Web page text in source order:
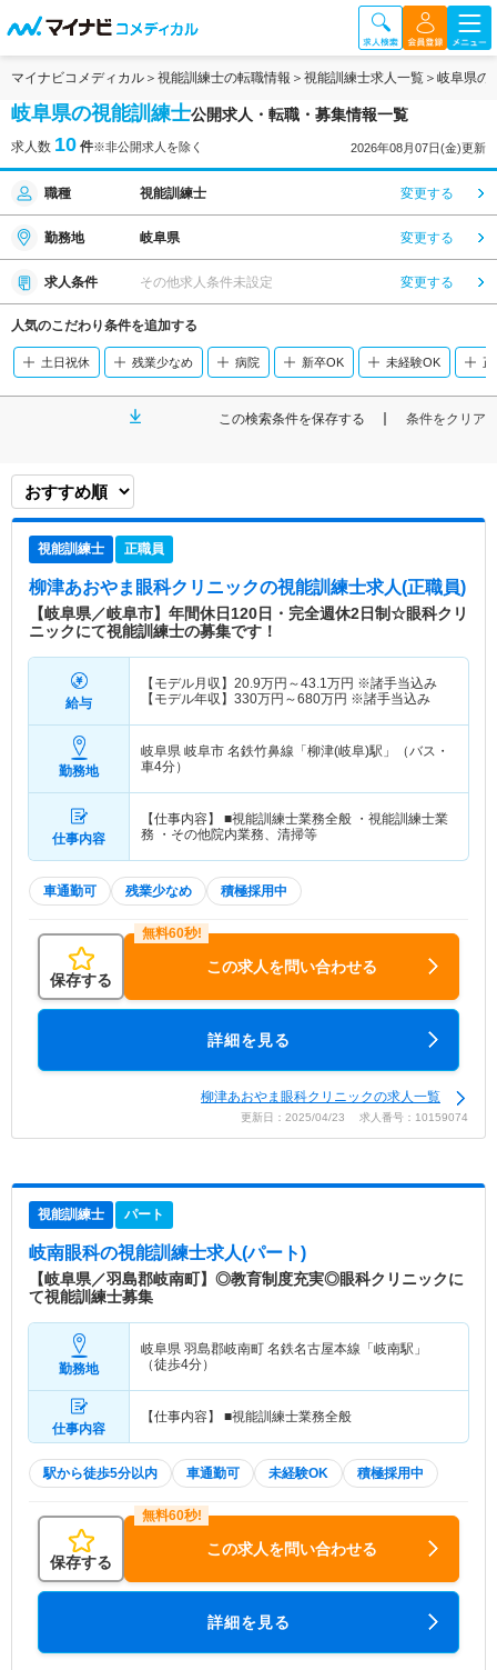
マイナビコメディカル 視能訓練士の転職情報 視能訓練士求人一覧 岐阜県の
岐阜県の視能訓練士公開求人・転職・募集情報一覧
求人数 10 件※非公開求人を除く 2026年08月07日(金)更新
職種 視能訓練士 変更する
勤務地 岐阜県 変更する
求人条件 その他求人条件未設定 変更する
人気のこだわり条件を追加する
土日祝休 残業少なめ 病院 新卒OK 未経験OK
この検索条件を保存する 条件をクリア
視能訓練士 正職員
柳津あおやま眼科クリニックの視能訓練士求人(正職員)
【岐阜県／岐阜市】年間休日120日・完全週休2日制☆眼科クリ
ニックにて視能訓練士の募集です！
給与
【モデル月収】 20.9万円～43.1万円 ※諸手当込み
【モデル年収】 330万円～680万円 ※諸手当込み
勤務地
岐阜県 岐阜市 名鉄竹鼻線「柳津(岐阜)駅」（バス・
車4分）
仕事内容
【仕事内容】 ■視能訓練士業務全般 ・視能訓練士業
務 ・その他院内業務、清掃等
車通勤可 残業少なめ 積極採用中
保存する
この求人を問い合わせる
詳細を見る
柳津あおやま眼科クリニックの求人一覧
更新日：2025/04/23 求人番号：10159074
視能訓練士 パート
岐南眼科の視能訓練士求人(パート)
【岐阜県／羽島郡岐南町】◎教育制度充実◎眼科クリニックに
て視能訓練士募集
勤務地
岐阜県 羽島郡岐南町 名鉄名古屋本線「岐南駅」
（徒歩4分）
仕事内容
【仕事内容】 ■視能訓練士業務全般
駅から徒歩5分以内 車通勤可 未経験OK 積極採用中
保存する
この求人を問い合わせる
詳細を見る